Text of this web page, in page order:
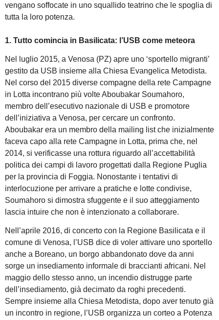
vengano soffocate in uno squallido teatrino che le spoglia di
tutta la loro potenza.
1. Tutto comincia in Basilicata: l’USB come meteora
Nel luglio 2015, a Venosa (PZ) apre uno ‘sportello migranti’
gestito da USB insieme alla Chiesa Evangelica Metodista.
Nel corso del 2015 diverse compagne della rete Campagne
in Lotta incontrano più volte Aboubakar Soumahoro,
membro dell’esecutivo nazionale di USB e promotore
dell’iniziativa a Venosa, per cercare un confronto.
Aboubakar era un membro della mailing list che inizialmente
faceva capo alla rete Campagne in Lotta, prima che, nel
2014, si verificasse una rottura riguardo all’accettabilità
politica dei campi di lavoro progettati dalla Regione Puglia
per la provincia di Foggia. Nonostante i tentativi di
interlocuzione per arrivare a pratiche e lotte condivise,
Soumahoro si dimostra sfuggente e il suo atteggiamento
lascia intuire che non è intenzionato a collaborare.
Nell’aprile 2016, di concerto con la Regione Basilicata e il
comune di Venosa, l’USB dice di voler attivare uno sportello
anche a Boreano, un borgo abbandonato dove da anni
sorge un insediamento informale di braccianti africani. Nel
maggio dello stesso anno, un incendio distrugge parte
dell’insediamento, già decimato da roghi precedenti.
Sempre insieme alla Chiesa Metodista, dopo aver tenuto già
un incontro in regione, l’USB organizza un corteo a Potenza